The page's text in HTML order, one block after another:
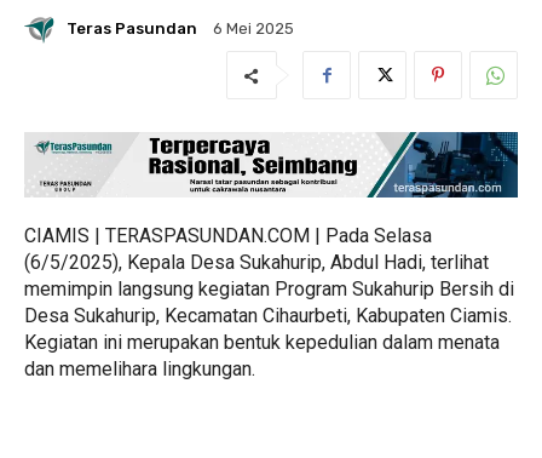
Teras Pasundan 6 Mei 2025
CIAMIS | TERASPASUNDAN.COM | Pada Selasa
(6/5/2025), Kepala Desa Sukahurip, Abdul Hadi, terlihat
memimpin langsung kegiatan Program Sukahurip Bersih di
Desa Sukahurip, Kecamatan Cihaurbeti, Kabupaten Ciamis.
Kegiatan ini merupakan bentuk kepedulian dalam menata
dan memelihara lingkungan.